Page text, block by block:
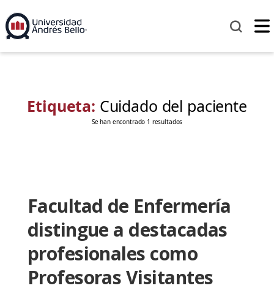
Etiqueta: Cuidado del paciente
Se han encontrado 1 resultados
Facultad de Enfermería
distingue a destacadas
profesionales como
Profesoras Visitantes